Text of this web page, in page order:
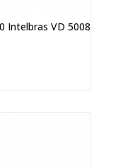
Intelbras VD 5008